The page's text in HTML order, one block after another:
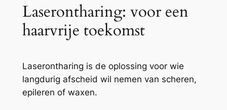
Laserontharing: voor een
haarvrije toekomst
Laserontharing is de oplossing voor wie
langdurig afscheid wil nemen van scheren,
epileren of waxen.